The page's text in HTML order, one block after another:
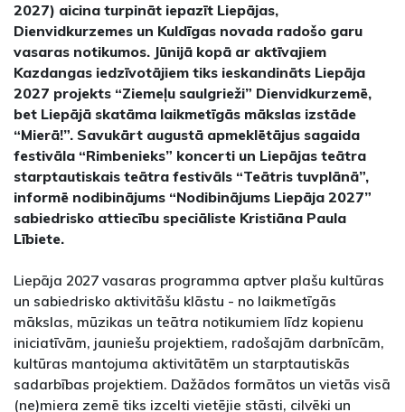
2027) aicina turpināt iepazīt Liepājas,
Dienvidkurzemes un Kuldīgas novada radošo garu
vasaras notikumos. Jūnijā kopā ar aktīvajiem
Kazdangas iedzīvotājiem tiks ieskandināts Liepāja
2027 projekts “Ziemeļu saulgrieži” Dienvidkurzemē,
bet Liepājā skatāma laikmetīgās mākslas izstāde
“Mierā!”. Savukārt augustā apmeklētājus sagaida
festivāla “Rimbenieks” koncerti un Liepājas teātra
starptautiskais teātra festivāls “Teātris tuvplānā”,
informē nodibinājums “Nodibinājums Liepāja 2027”
sabiedrisko attiecību speciāliste Kristiāna Paula
Lībiete.
Liepāja 2027 vasaras programma aptver plašu kultūras
un sabiedrisko aktivitāšu klāstu - no laikmetīgās
mākslas, mūzikas un teātra notikumiem līdz kopienu
iniciatīvām, jauniešu projektiem, radošajām darbnīcām,
kultūras mantojuma aktivitātēm un starptautiskās
sadarbības projektiem. Dažādos formātos un vietās visā
(ne)miera zemē tiks izcelti vietējie stāsti, cilvēki un